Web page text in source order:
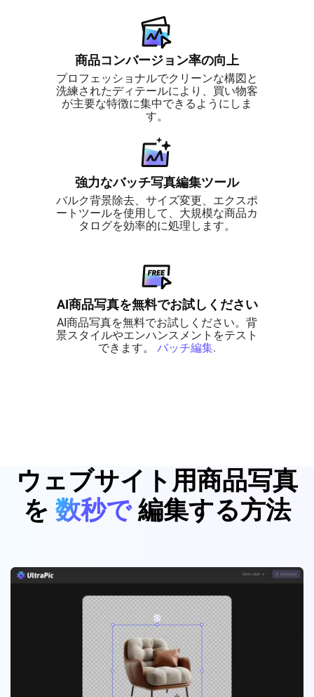
商品コンバージョン率の向上
プロフェッショナルでクリーンな構図と
洗練されたディテールにより、買い物客
が主要な特徴に集中できるようにしま
す。
強力なバッチ写真編集ツール
バルク背景除去、サイズ変更、エクスポ
ートツールを使用して、大規模な商品カ
タログを効率的に処理します。
AI商品写真を無料でお試しください
AI商品写真を無料でお試しください。背
景スタイルやエンハンスメントをテスト
できます。 バッチ編集.
ウェブサイト用商品写真
を 数秒で 編集する方法